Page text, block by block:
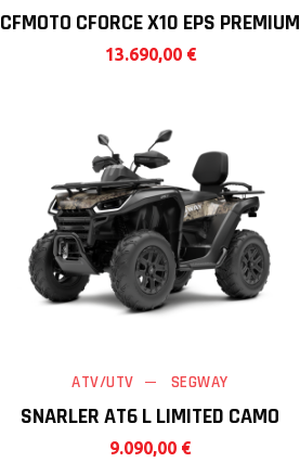
CFMOTO CFORCE X10 EPS PREMIUM
13.690,00 €
SNARLER AT6 L LIMITED CAMO
ATV/UTV SEGWAY
9.090,00 €